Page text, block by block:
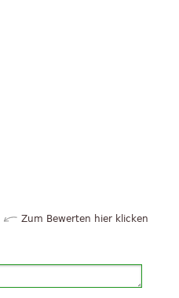
Zum Bewerten hier klicken